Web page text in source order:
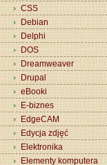
CSS
Debian
Delphi
DOS
Dreamweaver
Drupal
eBooki
E-biznes
EdgeCAM
Edycja zdjęć
Elektronika
Elementy komputera